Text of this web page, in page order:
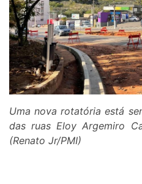
Uma nova rotatória está
das ruas Eloy Argemiro
(Renato Jr/PMI)